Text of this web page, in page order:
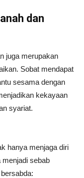
dan
juga merupakan
Sobat mendapat
sesama dengan
kekayaan
syariat.
hanya menjaga diri
menjadi sebab